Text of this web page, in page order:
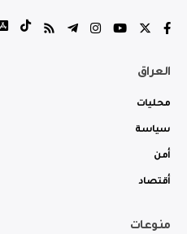
العراق
محليات
سياسة
أمن
أقتصاد
منوعات